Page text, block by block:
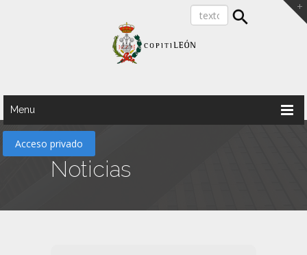
Menu
Acceso privado
Noticias